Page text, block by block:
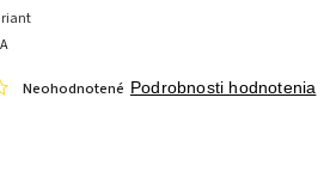
Neohodnotené Podrobnosti hodnotenia